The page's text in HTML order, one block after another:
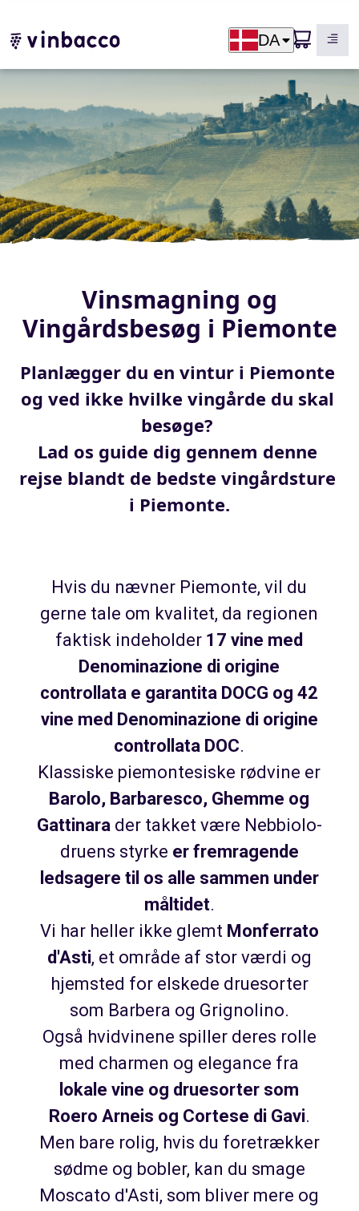
DA
Vinsmagning og
Vingårdsbesøg i Piemonte
Planlægger du en vintur i Piemonte
og ved ikke hvilke vingårde du skal
besøge?
Lad os guide dig gennem denne
rejse blandt de bedste vingårdsture
i Piemonte.
Hvis du nævner Piemonte, vil du
gerne tale om kvalitet, da regionen
faktisk indeholder 17 vine med
Denominazione di origine
controllata e garantita DOCG og 42
vine med Denominazione di origine
controllata DOC.
Klassiske piemontesiske rødvine er
Barolo, Barbaresco, Ghemme og
Gattinara der takket være Nebbiolo-
druens styrke er fremragende
ledsagere til os alle sammen under
måltidet.
Vi har heller ikke glemt Monferrato
d'Asti, et område af stor værdi og
hjemsted for elskede druesorter
som Barbera og Grignolino.
Også hvidvinene spiller deres rolle
med charmen og elegance fra
lokale vine og druesorter som
Roero Arneis og Cortese di Gavi.
Men bare rolig, hvis du foretrækker
sødme og bobler, kan du smage
Moscato d'Asti, som bliver mere og